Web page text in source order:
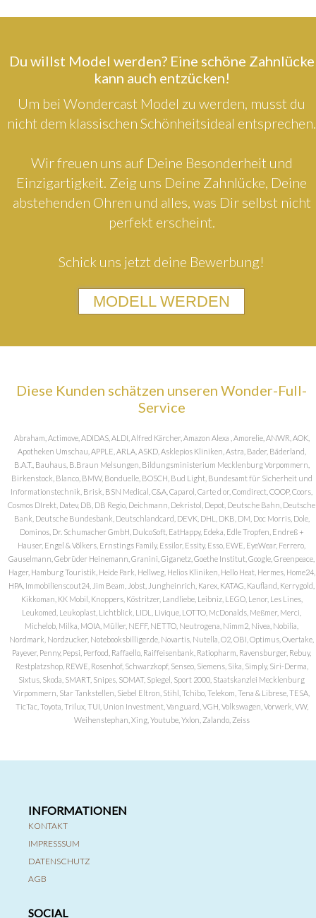
Du willst Model werden? Eine schöne Zahnlücke
kann auch entzücken!
Um bei Wondercast Model zu werden, musst du
nicht dem klassischen Schönheitsideal entsprechen.
Wir freuen uns auf Deine Besonderheit und
Einzigartigkeit. Zeig uns Deine Zahnlücke, Deine
abstehenden Ohren und alles, was Dir selbst nicht
perfekt erscheint.
Schick uns jetzt deine Bewerbung!
MODELL WERDEN
Diese Kunden schätzen unseren Wonder-Full-
Service
Abraham, Actimove, ADIDAS, ALDI, Alfred Kärcher, Amazon Alexa , Amorelie, ANWR, AOK,
Apotheken Umschau, APPLE, ARLA, ASKD, Asklepios Kliniken, Astra, Bader, Bäderland,
B.A.T., Bauhaus, B.Braun Melsungen, Bildungsministerium Mecklenburg Vorpommern,
Birkenstock, Blanco, BMW, Bonduelle, BOSCH, Bud Light, Bundesamt für Sicherheit und
Informationstechnik, Brisk, BSN Medical, C&A, Caparol, Carte d or, Comdirect, COOP, Coors,
Cosmos DIrekt, Datev, DB, DB Regio, Deichmann, Dekristol, Depot, Deutsche Bahn, Deutsche
Bank, Deutsche Bundesbank, Deutschlandcard, DEVK, DHL, DKB, DM, Doc Morris, Dole,
Dominos, Dr. Schumacher GmbH, DulcoSoft, EatHappy, Edeka, Edle Tropfen, Endreß +
Hauser, Engel & Völkers, Ernstings Family, Essilor, Essity, Esso, EWE, EyeWear, Ferrero,
Gauselmann, Gebrüder Heinemann, Granini, Giganetz, Goethe Institut, Google, Greenpeace,
Hager, Hamburg Touristik, Heide Park, Hellweg, Helios Kliniken, Hello Heat, Hermes, Home24,
HPA, Immobilienscout24, Jim Beam, Jobst, Jungheinrich, Karex, KATAG, Kaufland, Kerrygold,
Kikkoman, KK Mobil, Knoppers, Köstritzer, Landliebe, Leibniz, LEGO, Lenor, Les Lines,
Leukomed, Leukoplast, Lichtblick, LIDL, Livique, LOTTO, McDonalds, Meßmer, Merci,
Michelob, Milka, MOIA, Müller, NEFF, NETTO, Neutrogena, Nimm2, Nivea, Nobilia,
Nordmark, Nordzucker, Notebooksbilliger.de, Novartis, Nutella, O2, OBI, Optimus, Overtake,
Payever, Penny, Pepsi, Perfood, Raffaello, Raiffeisenbank, Ratiopharm, Ravensburger, Rebuy,
Restplatzshop, REWE, Rosenhof, Schwarzkopf, Senseo, Siemens, Sika, Simply, Siri-Derma,
Sixtus, Skoda, SMART, Snipes, SOMAT, Spiegel, Sport 2000, Staatskanzlei Mecklenburg
Virpommern, Star Tankstellen, Siebel Eltron, Stihl, Tchibo, Telekom, Tena & Librese, TESA,
TicTac, Toyota, Trilux, TUI, Union Investment, Vanguard, VGH, Volkswagen, Vorwerk, VW,
Weihenstephan, Xing, Youtube, Yxlon, Zalando, Zeiss
INFORMATIONEN
KONTAKT
IMPRESSSUM
DATENSCHUTZ
AGB
SOCIAL